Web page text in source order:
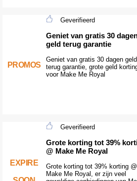
PROMOS
Geverifieerd
Geniet van gratis 30
geld terug garantie
Geniet van gratis 30 dagen geld
terug garantie, grote geld
voor Make Me Royal
EXPIRE
Geverifieerd
Grote korting tot 39%
@ Make Me Royal
Grote korting tot 39% korting @
Make Me Royal, er zijn veel